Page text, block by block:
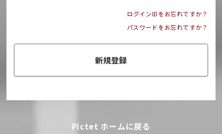
ログインIDをお忘れですか？
パスワードをお忘れですか？
新規登録
Pictet ホームに戻る